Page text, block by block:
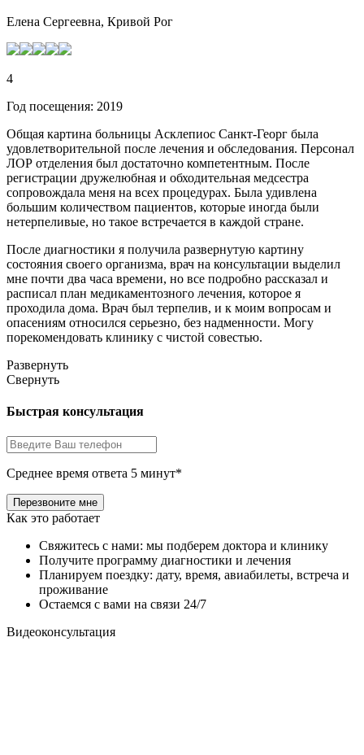
Елена Сергеевна, Кривой Рог
4
Год посещения: 2019
Общая картина больницы Асклепиос Санкт-Георг была
удовлетворительной после лечения и обследования. Персонал
ЛОР отделения был достаточно компетентным. После
регистрации дружелюбная и обходительная медсестра
сопровождала меня на всех процедурах. Была удивлена
большим количеством пациентов, которые иногда были
нетерпеливые, но такое встречается в каждой стране.
После диагностики я получила развернутую картину
состояния своего организма, врач на консультации выделил
мне почти два часа времени, но все подробно рассказал и
расписал план медикаментозного лечения, которое я
проходила дома. Врач был терпелив, и к моим вопросам и
опасениям относился серьезно, без надменности. Могу
порекомендовать клинику с чистой совестью.
Развернуть
Свернуть
Быстрая консультация
Среднее время ответа 5 минут*
Как это работает
Свяжитесь с нами: мы подберем доктора и клинику
Получите программу диагностики и лечения
Планируем поездку: дату, время, авиабилеты, встреча и
проживание
Остаемся с вами на связи 24/7
Видеоконсультация